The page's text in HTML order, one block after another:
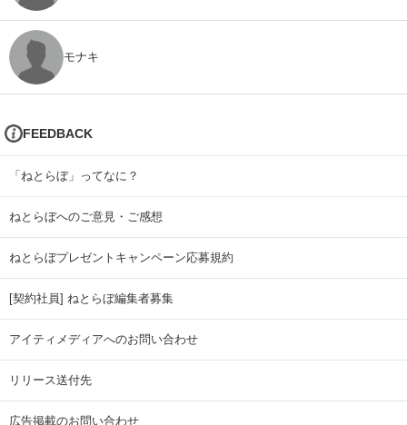
モナキ
FEEDBACK
「ねとらぼ」ってなに？
ねとらぼへのご意見・ご感想
ねとらぼプレゼントキャンペーン応募規約
[契約社員] ねとらぼ編集者募集
アイティメディアへのお問い合わせ
リリース送付先
広告掲載のお問い合わせ